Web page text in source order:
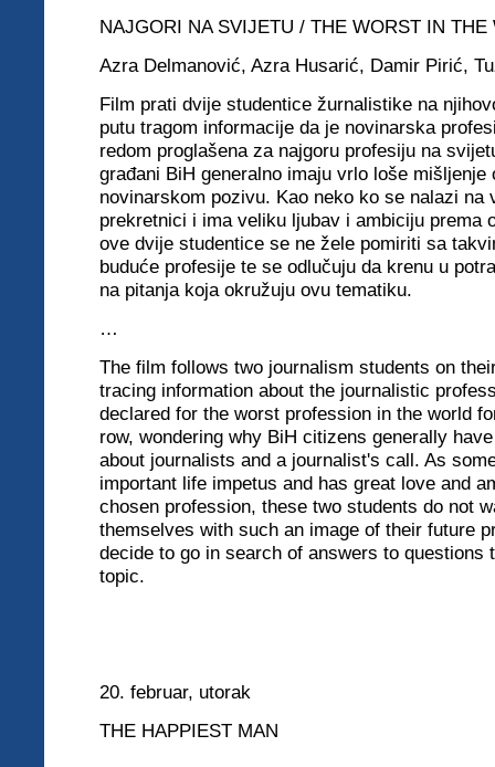
NAJGORI NA SVIJETU / THE WORST IN THE
Azra Delmanović, Azra Husarić, Damir Pirić,
Film prati dvije studentice žurnalistike na
putu tragom informacije da je novinarska
redom proglašena za najgoru profesiju na
građani BiH generalno imaju vrlo loše mišljenje
novinarskom pozivu. Kao neko ko se nalazi na
prekretnici i ima veliku ljubav i ambiciju prema
ove dvije studentice se ne žele pomiriti sa
buduće profesije te se odlučuju da krenu u
na pitanja koja okružuju ovu tematiku.
…
The film follows two journalism students on
tracing information about the journalistic
declared for the worst profession in the world
row, wondering why BiH citizens generally
about journalists and a journalist's call. As
important life impetus and has great love and
chosen profession, these two students do not
themselves with such an image of their future
decide to go in search of answers to questions
topic.
20. februar, utorak
THE HAPPIEST MAN